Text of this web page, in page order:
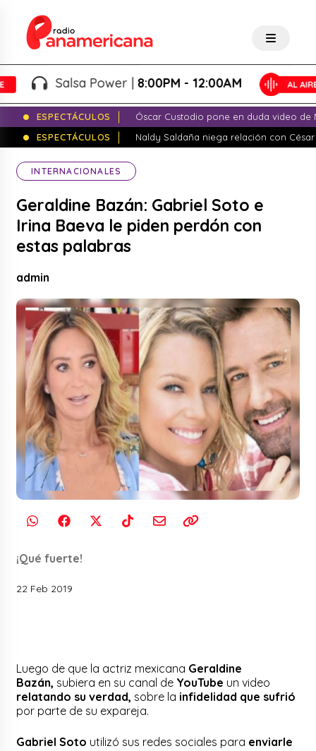
Salsa Power |8:00PM - 12:00AM
ESPECTÁCULOS
Óscar Custodio pone en duda video de
ESPECTÁCULOS
Naldy Saldaña niega relación con
INTERNACIONALES
Geraldine Bazán: Gabriel Soto e
Irina Baeva le piden perdón con
estas palabras
admin
¡Qué fuerte!
22 Feb 2019
Luego de que la actriz mexicana Geraldine
Bazán, subiera en su canal de YouTube un video
relatando su verdad, sobre la infidelidad que sufrió
por parte de su expareja.
Gabriel Soto utilizó sus redes sociales para enviarle